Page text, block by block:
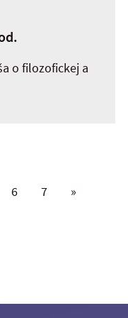
o filozofickej a
»
6 7